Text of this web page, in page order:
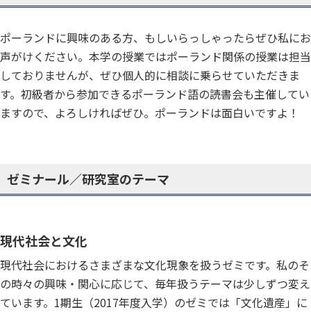
ポーランドに興味のある方、もしいらっしゃったらぜひ私にお
声がけください。本学の授業ではポーランド関係の授業は担当
しておりませんが、ぜひ個人的に相談に乗らせていただきま
す。初級者から参加できるポーランド語の読書会も主催してい
ますので、よろしければぜひ。ポーランドは面白いですよ！
ゼミナール／研究室のテーマ
現代社会と文化
現代社会におけるさまざまな文化現象を扱うゼミです。私のそ
の時々の興味・関心に応じて、毎年扱うテーマは少しずつ変え
ています。1期生（2017年度入学）のゼミでは「文化遺産」に